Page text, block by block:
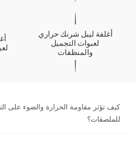
أغلفة ليبل شرنك حراري
لعبوات التجميل
والمنظفات
كيف تؤثر مقاومة الحرارة والضوء على
للملصقات؟